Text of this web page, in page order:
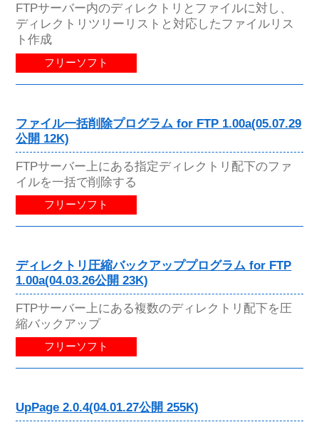
FTPサーバー内のディレクトリとファイルに対し、
ディレクトリツリーリストと対応したファイルリス
ト作成
フリーソフト
ファイル一括削除プログラム for FTP 1.00a(05.07.29
公開 12K)
FTPサーバー上にある指定ディレクトリ配下のファ
イルを一括で削除する
フリーソフト
ディレクトリ圧縮バックアッププログラム for FTP
1.00a(04.03.26公開 23K)
FTPサーバー上にある複数のディレクトリ配下を圧
縮バックアップ
フリーソフト
UpPage 2.0.4(04.01.27公開 255K)